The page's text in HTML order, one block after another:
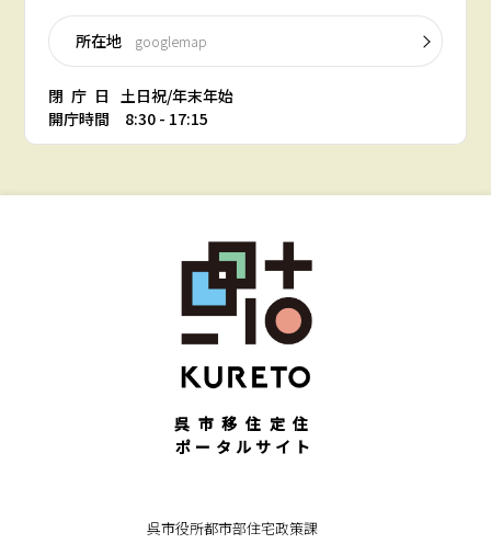
所在地 googlemap
閉庁日 土日祝/年末年始
開庁時間 8:30 - 17:15
呉市移住定住
ポータルサイト
呉市役所都市部住宅政策課